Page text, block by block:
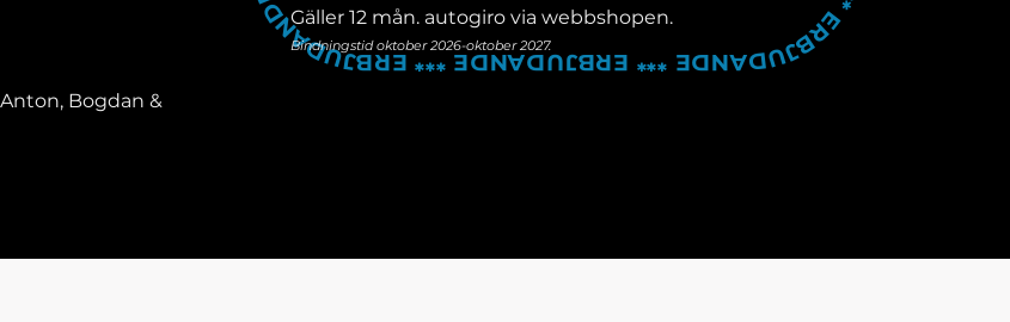
Bogdan &
Gäller 12 mån. autogiro via webbshopen.
Bindningstid oktober 2026-oktober 2027.